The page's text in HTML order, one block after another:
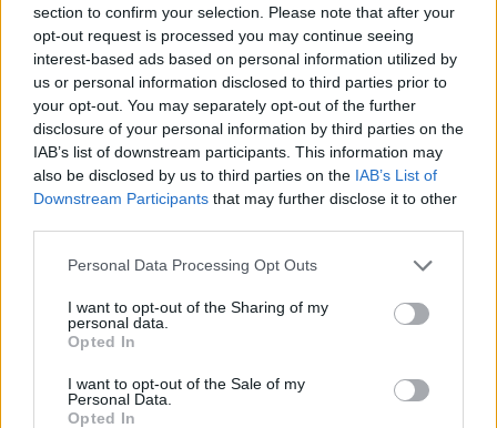
section to confirm your selection. Please note that after your
opt-out request is processed you may continue seeing
interest-based ads based on personal information utilized by
us or personal information disclosed to third parties prior to
your opt-out. You may separately opt-out of the further
disclosure of your personal information by third parties on the
IAB’s list of downstream participants. This information may
also be disclosed by us to third parties on the IAB’s List of
Downstream Participants that may further disclose it to other
Personal Data Processing Opt Outs
I want to opt-out of the Sharing of my
personal data.
Opted In
I want to opt-out of the Sale of my
Personal Data.
Opted In
Minősítés
Hogyan lehet minősített
kutyabarát helyed?